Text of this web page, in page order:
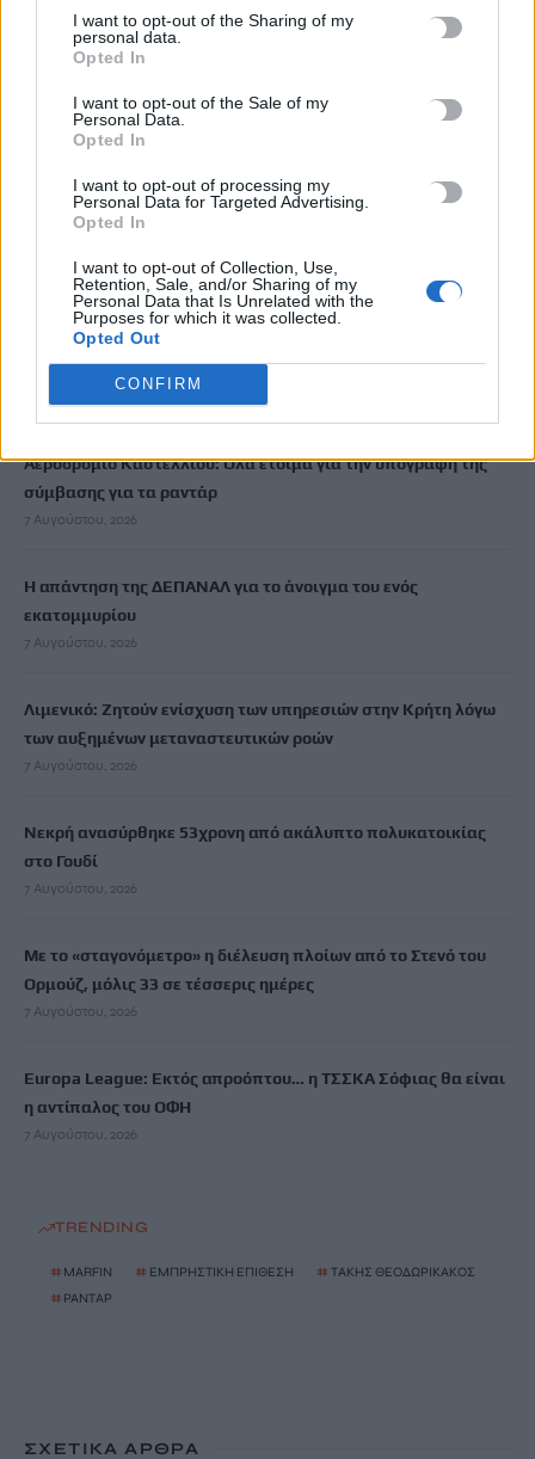
I want to opt-out of the Sharing of my
personal data.
Opted In
I want to opt-out of the Sale of my
Personal Data.
Opted In
I want to opt-out of processing my
Personal Data for Targeted Advertising.
Opted In
I want to opt-out of Collection, Use,
Retention, Sale, and/or Sharing of my
Personal Data that Is Unrelated with the
Purposes for which it was collected.
Opted Out
CONFIRM
ΡΟΗ ΕΙΔΗΣΕΩΝ
Κουνούπια: Σε εξέλιξη το πρόγραμμα καταπολέμησης στην
Κρήτη – Πώς μπορούν να ενημερώνονται και να συμμετέχουν
οι πολίτες
7 Αυγούστου, 2026
Marfin: Στην Ευελπίδων η 46χρονη που κατηγορείται για τον
7 Αυγούστου, 2026
Θεοδωρικάκος: Συμβάλλουμε στην εθνική ασφάλεια της
πατρίδας μας με νέο αναπτυξιακό καθεστώς για την Άμυνα
Αεροδρόμιο Καστελλίου: Όλα έτοιμα για την υπογραφή της
σύμβασης για τα ραντάρ
7 Αυγούστου, 2026
Η απάντηση της ΔΕΠΑΝΑΛ για το άνοιγμα του ενός
εκατομμυρίου
7 Αυγούστου, 2026
Λιμενικό: Ζητούν ενίσχυση των υπηρεσιών στην Κρήτη λόγω
των αυξημένων μεταναστευτικών ροών
7 Αυγούστου, 2026
Νεκρή ανασύρθηκε 53χρονη από ακάλυπτο πολυκατοικίας
στο Γουδί
7 Αυγούστου, 2026
Με το «σταγονόμετρο» η διέλευση πλοίων από το Στενό του
Ορμούζ, μόλις 33 σε τέσσερις ημέρες
7 Αυγούστου, 2026
Europa League: Εκτός απροόπτου… η ΤΣΣΚΑ Σόφιας θα είναι
η αντίπαλος του ΟΦΗ
7 Αυγούστου, 2026
TRENDING
# MARFIN # ΕΜΠΡΗΣΤΙΚΗ ΕΠΙΘΕΣΗ # ΤΑΚΗΣ ΘΕΟΔΩΡΙΚΑΚΟΣ
# ΡΑΝΤΑΡ
ΣΧΕΤΙΚΆ ΆΡΘΡΑ